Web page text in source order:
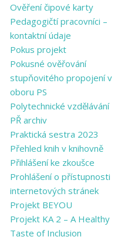
Ověření čipové karty
Pedagogičtí pracovníci –
kontaktní údaje
Pokus projekt
Pokusné ověřování
stupňovitého propojení v
oboru PS
Polytechnické vzdělávání
PŘ archiv
Praktická sestra 2023
Přehled knih v knihovně
Přihlášení ke zkoušce
Prohlášení o přístupnosti
internetových stránek
Projekt BEYOU
Projekt KA 2 – A Healthy
Taste of Inclusion